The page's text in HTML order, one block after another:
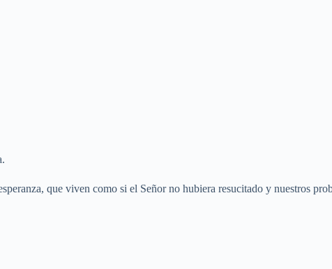
que viven como si el Señor no hubiera resucitado y nuestros